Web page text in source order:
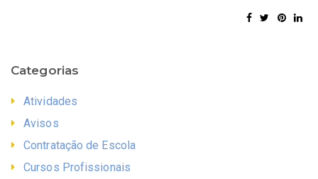
Categorias
Atividades
Avisos
Contratação de Escola
Cursos Profissionais